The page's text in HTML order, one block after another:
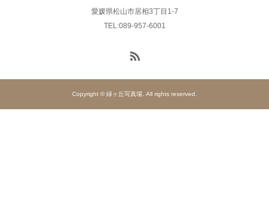
愛媛県松山市居相3丁目1-7
TEL:089-957-6001
Copyright © 緑ヶ丘写真場. All rights reserved.